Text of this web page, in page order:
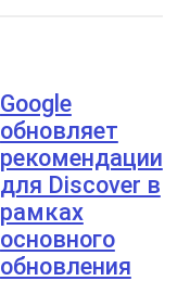
Google
обновляет
рекомендации
для Discover в
рамках
основного
обновления